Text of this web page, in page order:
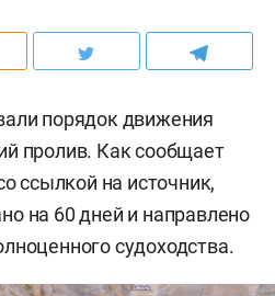
порядок движения
пролив. Как сообщает
ссылкой на источник,
на 60 дней и направлено
судоходства.